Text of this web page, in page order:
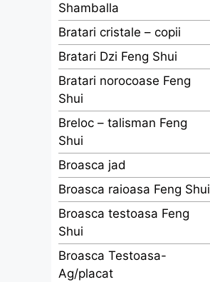
Shamballa
Bratari cristale – copii
Bratari Dzi Feng Shui
Bratari norocoase Feng
Shui
Breloc – talisman Feng
Shui
Broasca jad
Broasca raioasa Feng Shui
Broasca testoasa Feng
Shui
Broasca Testoasa-
Ag/placat